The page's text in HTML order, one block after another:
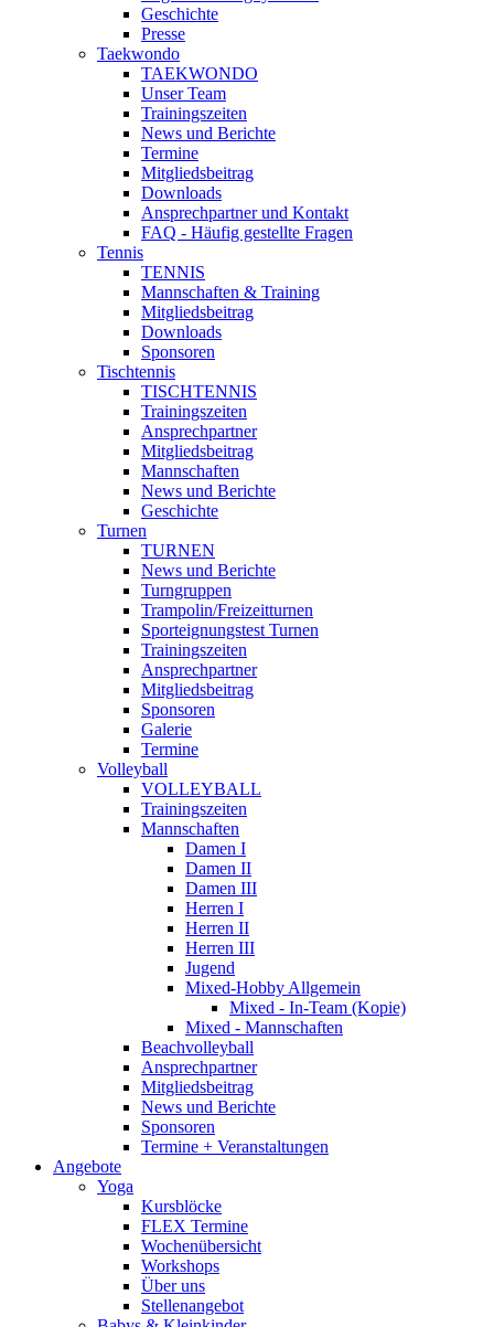
Geschichte
Presse
Taekwondo
TAEKWONDO
Unser Team
Trainingszeiten
News und Berichte
Termine
Mitgliedsbeitrag
Downloads
Ansprechpartner und Kontakt
FAQ - Häufig gestellte Fragen
Tennis
TENNIS
Mannschaften & Training
Mitgliedsbeitrag
Downloads
Sponsoren
Tischtennis
TISCHTENNIS
Trainingszeiten
Ansprechpartner
Mitgliedsbeitrag
Mannschaften
News und Berichte
Geschichte
Turnen
TURNEN
News und Berichte
Turngruppen
Trampolin/Freizeitturnen
Sporteignungstest Turnen
Trainingszeiten
Ansprechpartner
Mitgliedsbeitrag
Sponsoren
Galerie
Termine
Volleyball
VOLLEYBALL
Trainingszeiten
Mannschaften
Damen I
Damen II
Damen III
Herren I
Herren II
Herren III
Jugend
Mixed-Hobby Allgemein
Mixed - In-Team (Kopie)
Mixed - Mannschaften
Beachvolleyball
Ansprechpartner
Mitgliedsbeitrag
News und Berichte
Sponsoren
Termine + Veranstaltungen
Angebote
Yoga
Kursblöcke
FLEX Termine
Wochenübersicht
Workshops
Über uns
Stellenangebot